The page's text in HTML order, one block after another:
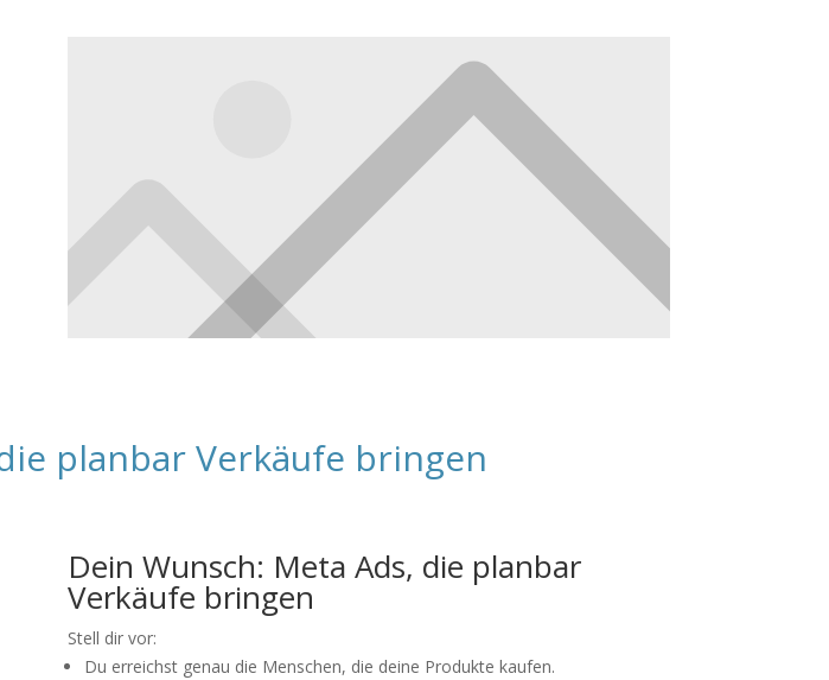
planbar Verkäufe bringen
Dein Wunsch: Meta Ads, die planbar
Verkäufe bringen
Stell dir vor:
Du erreichst genau die Menschen, die deine Produkte kaufen.